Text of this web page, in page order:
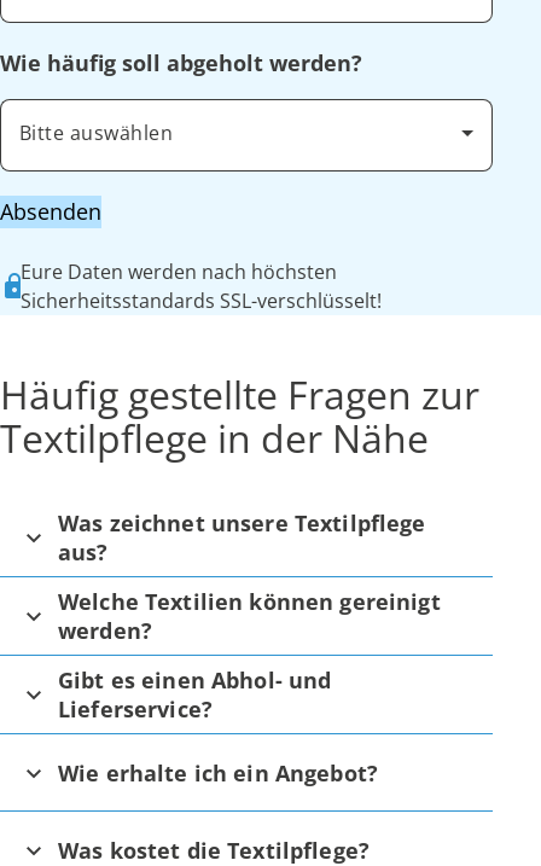
Wie häufig soll abgeholt werden?
Bitte auswählen
Absenden
Eure Daten werden nach höchsten
Sicherheitsstandards SSL-verschlüsselt!
Häufig gestellte Fragen zur
Textilpflege in der Nähe
Was zeichnet unsere Textilpflege
aus?
Welche Textilien können gereinigt
werden?
Gibt es einen Abhol- und
Lieferservice?
Wie erhalte ich ein Angebot?
Was kostet die Textilpflege?